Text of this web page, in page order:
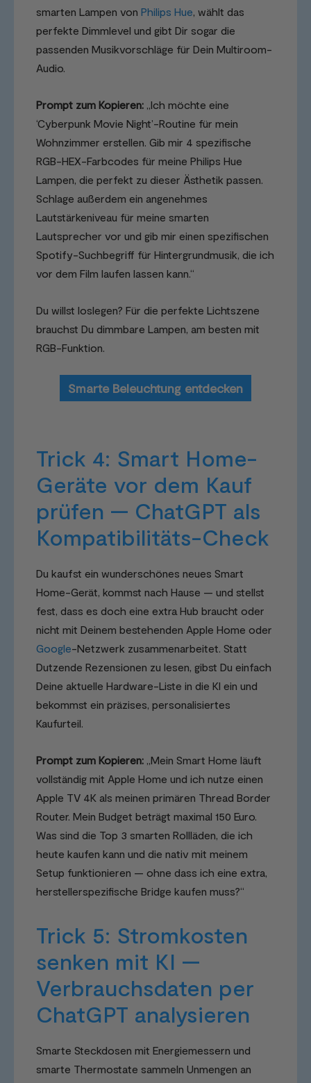
smarten Lampen von Philips Hue, wählt das
perfekte Dimmlevel und gibt Dir sogar die
passenden Musikvorschläge für Dein Multiroom-
Audio.
Prompt zum Kopieren: „Ich möchte eine
‘Cyberpunk Movie Night’-Routine für mein
Wohnzimmer erstellen. Gib mir 4 spezifische
RGB-HEX-Farbcodes für meine Philips Hue
Lampen, die perfekt zu dieser Ästhetik passen.
Schlage außerdem ein angenehmes
Lautstärkeniveau für meine smarten
Lautsprecher vor und gib mir einen spezifischen
Spotify-Suchbegriff für Hintergrundmusik, die ich
vor dem Film laufen lassen kann.“
Du willst loslegen? Für die perfekte Lichtszene
brauchst Du dimmbare Lampen, am besten mit
RGB-Funktion.
Smarte Beleuchtung entdecken
Trick 4: Smart Home-
Geräte vor dem Kauf
prüfen — ChatGPT als
Kompatibilitäts-Check
Du kaufst ein wunderschönes neues Smart
Home-Gerät, kommst nach Hause — und stellst
fest, dass es doch eine extra Hub braucht oder
nicht mit Deinem bestehenden Apple Home oder
Google-Netzwerk zusammenarbeitet. Statt
Dutzende Rezensionen zu lesen, gibst Du einfach
Deine aktuelle Hardware-Liste in die KI ein und
bekommst ein präzises, personalisiertes
Kaufurteil.
Prompt zum Kopieren: „Mein Smart Home läuft
vollständig mit Apple Home und ich nutze einen
Apple TV 4K als meinen primären Thread Border
Router. Mein Budget beträgt maximal 150 Euro.
Was sind die Top 3 smarten Rollläden, die ich
heute kaufen kann und die nativ mit meinem
Setup funktionieren — ohne dass ich eine extra,
herstellerspezifische Bridge kaufen muss?“
Trick 5: Stromkosten
senken mit KI —
Verbrauchsdaten per
ChatGPT analysieren
Smarte Steckdosen mit Energiemessern und
smarte Thermostate sammeln Unmengen an